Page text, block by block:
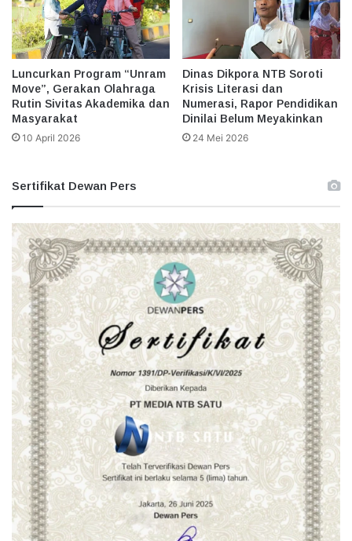
Luncurkan Program “Unram
Move”, Gerakan Olahraga
Rutin Sivitas Akademika dan
Masyarakat
10 April 2026
Dinas Dikpora NTB Soroti
Krisis Literasi dan
Numerasi, Rapor Pendidikan
Dinilai Belum Meyakinkan
24 Mei 2026
Sertifikat Dewan Pers